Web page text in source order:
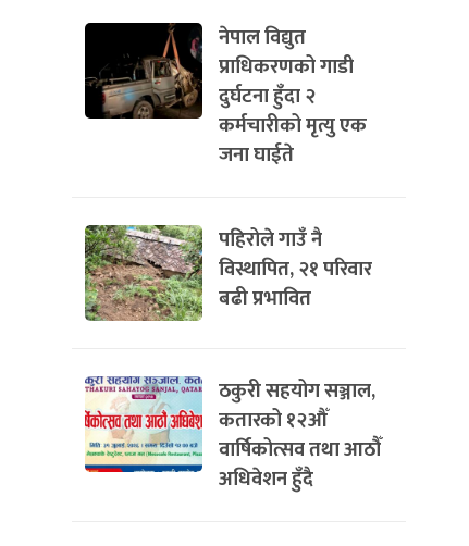
नेपाल विद्युत
प्राधिकरणको गाडी
दुर्घटना हुँदा २
कर्मचारीको मृत्यु एक
जना घाईते
पहिरोले गाउँ नै
विस्थापित, २१ परिवार
बढी प्रभावित
ठकुरी सहयोग सञ्जाल,
कतारको १२औँ
वार्षिकोत्सव तथा आठौँ
अधिवेशन हुँदै